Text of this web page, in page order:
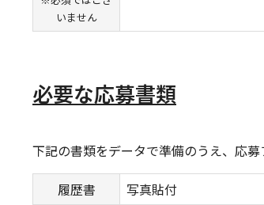
いません
必要な応募書類
下記の書類をデータで準備のうえ、応募
履歴書 写真貼付